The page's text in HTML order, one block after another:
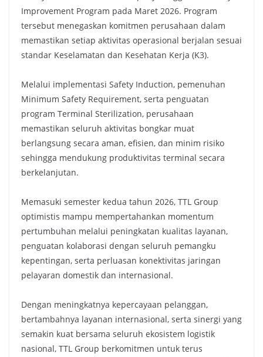
Improvement Program pada Maret 2026. Program
tersebut menegaskan komitmen perusahaan dalam
memastikan setiap aktivitas operasional berjalan sesuai
standar Keselamatan dan Kesehatan Kerja (K3).
Melalui implementasi Safety Induction, pemenuhan
Minimum Safety Requirement, serta penguatan
program Terminal Sterilization, perusahaan
memastikan seluruh aktivitas bongkar muat
berlangsung secara aman, efisien, dan minim risiko
sehingga mendukung produktivitas terminal secara
berkelanjutan.
Memasuki semester kedua tahun 2026, TTL Group
optimistis mampu mempertahankan momentum
pertumbuhan melalui peningkatan kualitas layanan,
penguatan kolaborasi dengan seluruh pemangku
kepentingan, serta perluasan konektivitas jaringan
pelayaran domestik dan internasional.
Dengan meningkatnya kepercayaan pelanggan,
bertambahnya layanan internasional, serta sinergi yang
semakin kuat bersama seluruh ekosistem logistik
nasional, TTL Group berkomitmen untuk terus